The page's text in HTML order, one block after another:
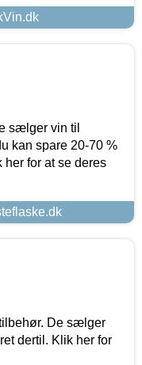
sælger vin til
kan spare 20-70 %
her for at se deres
De sælger
dertil. Klik her for